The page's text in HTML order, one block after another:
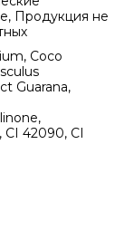
Продукция не
Coco
Guarana,
42090, CI